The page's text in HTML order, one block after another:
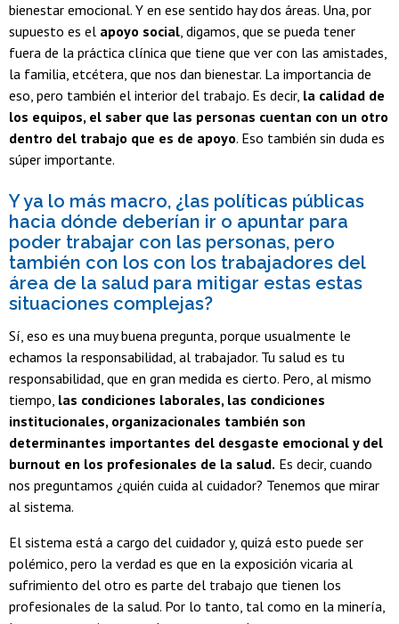
bienestar emocional. Y en ese sentido hay dos áreas. Una, por
supuesto es el apoyo social, digamos, que se pueda tener
fuera de la práctica clínica que tiene que ver con las amistades,
la familia, etcétera, que nos dan bienestar. La importancia de
eso, pero también el interior del trabajo. Es decir, la calidad de
los equipos, el saber que las personas cuentan con un otro
dentro del trabajo que es de apoyo. Eso también sin duda es
súper importante.
Y ya lo más macro, ¿las políticas públicas
hacia dónde deberían ir o apuntar para
poder trabajar con las personas, pero
también con los con los trabajadores del
área de la salud para mitigar estas estas
situaciones complejas?
Sí, eso es una muy buena pregunta, porque usualmente le
echamos la responsabilidad, al trabajador. Tu salud es tu
responsabilidad, que en gran medida es cierto. Pero, al mismo
tiempo, las condiciones laborales, las condiciones
institucionales, organizacionales también son
determinantes importantes del desgaste emocional y del
burnout en los profesionales de la salud. Es decir, cuando
nos preguntamos ¿quién cuida al cuidador? Tenemos que mirar
al sistema.
El sistema está a cargo del cuidador y, quizá esto puede ser
polémico, pero la verdad es que en la exposición vicaria al
sufrimiento del otro es parte del trabajo que tienen los
profesionales de la salud. Por lo tanto, tal como en la minería,